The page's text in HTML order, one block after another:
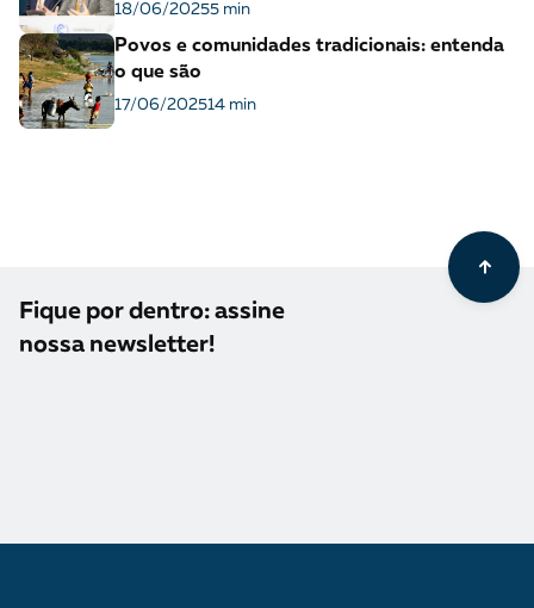
18/06/20255 min
Povos e comunidades tradicionais: entenda
o que são
17/06/202514 min
Fique por dentro: assine
nossa newsletter!